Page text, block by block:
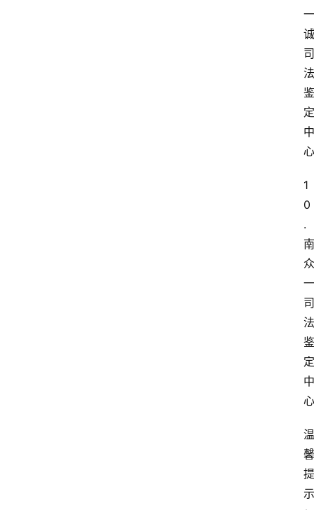
一
诚
司
法
鉴
定
中
心
1
0
.
南
众
一
司
法
鉴
定
中
心
温
馨
提
示